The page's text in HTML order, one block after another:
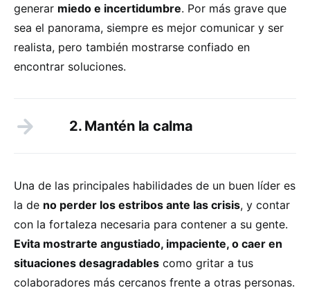
generar miedo e incertidumbre. Por más grave que
sea el panorama, siempre es mejor comunicar y ser
realista, pero también mostrarse confiado en
encontrar soluciones.
2. Mantén la calma
Una de las principales habilidades de un buen líder es
la de no perder los estribos ante las crisis, y contar
con la fortaleza necesaria para contener a su gente.
Evita mostrarte angustiado, impaciente, o caer en
situaciones desagradables como gritar a tus
colaboradores más cercanos frente a otras personas.